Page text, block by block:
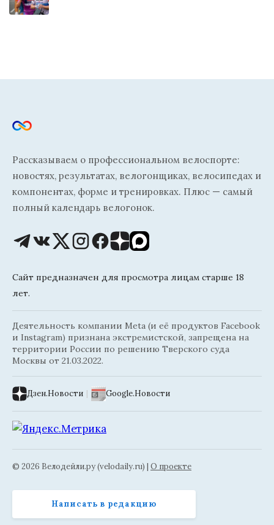
Рассказываем о профессиональном велоспорте:
новостях, результатах, велогонщиках, велосипедах и
компонентах, форме и тренировках. Плюс — самый
полный календарь велогонок.
Сайт предназначен для просмотра лицам старше 18
лет.
Деятельность компании Meta (и её продуктов Facebook
и Instagram) признана экстремистской, запрещена на
территории России по решению Тверского суда
Москвы от 21.03.2022.
Дзен.Новости | Google.Новости
© 2026 Велодейли.ру (velodaily.ru) | О проекте
Написать в редакцию